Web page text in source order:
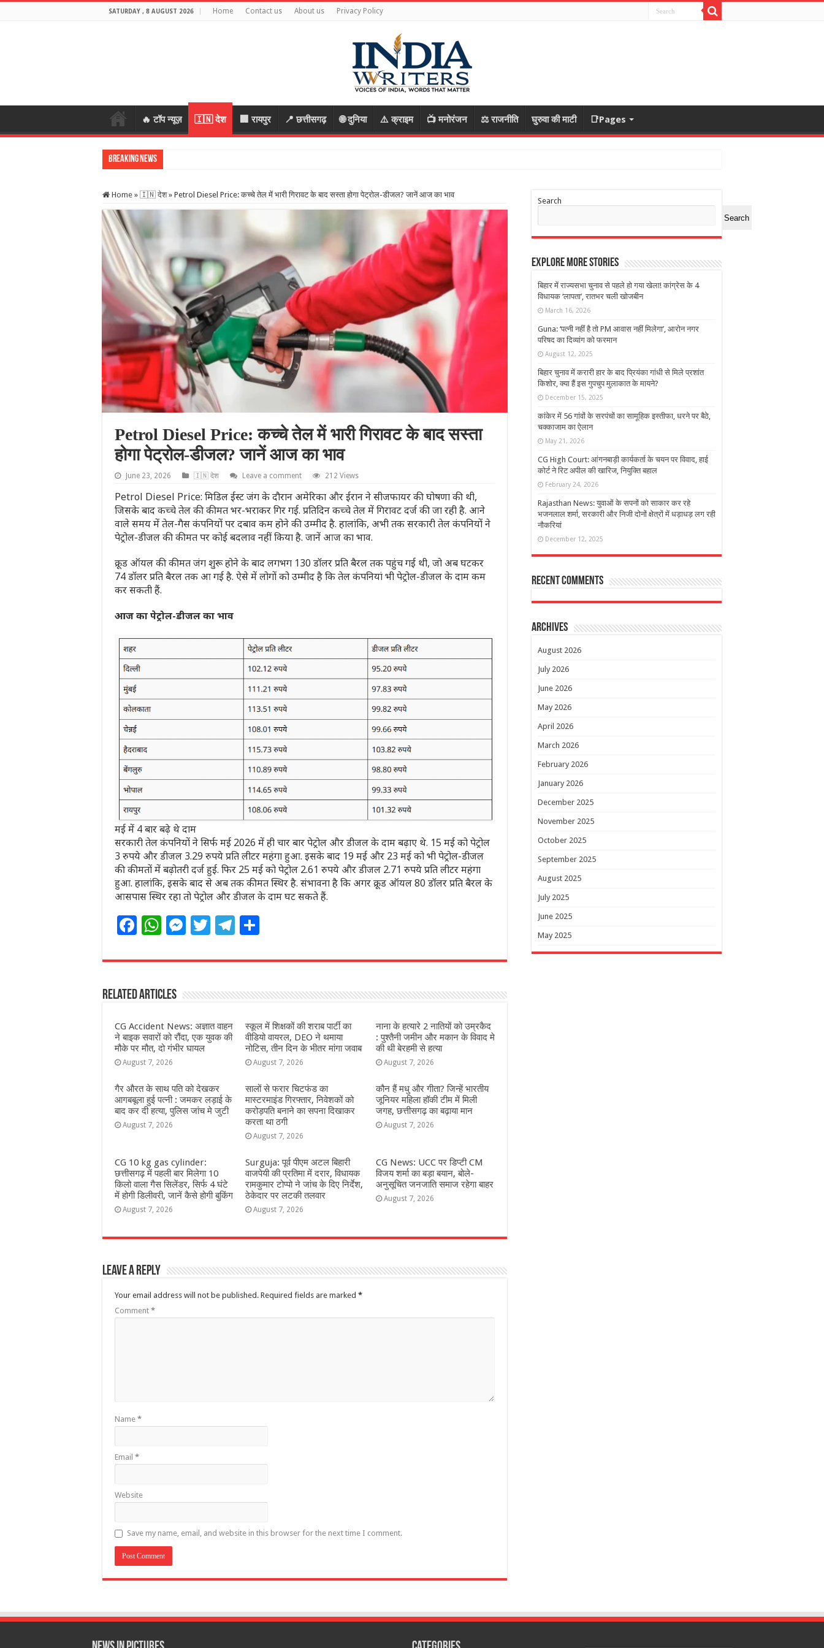
SATURDAY , 8 AUGUST 2026 Home Contact us About us Privacy Policy
🔥 टॉप न्यूज़ 🇮🇳 देश 🏢 रायपुर 📍 छत्तीसगढ़ 🌐 दुनिया ⚠️ क्राइम 📺 मनोरंजन ⚖️ राजनीति घुरुवा की माटी 📑Pages
Breaking News
Home » 🇮🇳 देश » Petrol Diesel Price: कच्चे तेल में भारी गिरावट के बाद सस्ता होगा पेट्रोल-डीजल? जानें आज का भाव
Petrol Diesel Price: कच्चे तेल में भारी गिरावट के बाद सस्ता
होगा पेट्रोल-डीजल? जानें आज का भाव
June 23, 2026 🇮🇳 देश Leave a comment 212 Views
Petrol Diesel Price: मिडिल ईस्ट जंग के दौरान अमेरिका और ईरान ने सीजफायर की घोषणा की थी,
जिसके बाद कच्चे तेल की कीमत भर-भराकर गिर गई. प्रतिदिन कच्चे तेल में गिरावट दर्ज की जा रही है. आने
वाले समय में तेल-गैस कंपनियों पर दबाव कम होने की उम्मीद है. हालांकि, अभी तक सरकारी तेल कंपनियों ने
पेट्रोल-डीजल की कीमत पर कोई बदलाव नहीं किया है. जानें आज का भाव.
क्रूड ऑयल की कीमत जंग शुरू होने के बाद लगभग 130 डॉलर प्रति बैरल तक पहुंच गई थी, जो अब घटकर
74 डॉलर प्रति बैरल तक आ गई है. ऐसे में लोगों को उम्मीद है कि तेल कंपनियां भी पेट्रोल-डीजल के दाम कम
कर सकती हैं.
आज का पेट्रोल-डीजल का भाव
मई में 4 बार बढ़े थे दाम
सरकारी तेल कंपनियों ने सिर्फ मई 2026 में ही चार बार पेट्रोल और डीजल के दाम बढ़ाए थे. 15 मई को पेट्रोल
3 रुपये और डीजल 3.29 रुपये प्रति लीटर महंगा हुआ. इसके बाद 19 मई और 23 मई को भी पेट्रोल-डीजल
की कीमतों में बढ़ोतरी दर्ज हुई. फिर 25 मई को पेट्रोल 2.61 रुपये और डीजल 2.71 रुपये प्रति लीटर महंगा
हुआ. हालांकि, इसके बाद से अब तक कीमत स्थिर है. संभावना है कि अगर क्रूड ऑयल 80 डॉलर प्रति बैरल के
आसपास स्थिर रहा तो पेट्रोल और डीजल के दाम घट सकते हैं.
F
c
e
b
o
o
k
W
at
s
A
p
p
M
ss
n
g
e
T
itt
r
T
e
ra
m
ar
Related Articles
CG Accident News: अज्ञात वाहन
ने बाइक सवारों को रौंदा, एक युवक की
मौके पर मौत, दो गंभीर घायल
August 7, 2026
स्कूल में शिक्षकों की शराब पार्टी का
वीडियो वायरल, DEO ने थमाया
नोटिस, तीन दिन के भीतर मांगा जवाब
August 7, 2026
नाना के हत्यारे 2 नातियों को उम्रकैद
: पुश्तैनी जमीन और मकान के विवाद मे
की थी बेरहमी से हत्या
August 7, 2026
गैर औरत के साथ पति को देखकर
आगबबूला हुई पत्नी : जमकर लड़ाई के
बाद कर दी हत्या, पुलिस जांच मे जुटी
August 7, 2026
सालों से फरार चिटफंड का
मास्टरमाइंड गिरफ्तार, निवेशकों को
करोड़पति बनाने का सपना दिखाकर
करता था ठगी
August 7, 2026
कौन हैं मधु और गीता? जिन्हें भारतीय
जूनियर महिला हॉकी टीम में मिली
जगह, छत्तीसगढ़ का बढ़ाया मान
August 7, 2026
CG 10 kg gas cylinder:
छत्तीसगढ़ में पहली बार मिलेगा 10
किलो वाला गैस सिलेंडर, सिर्फ 4 घंटे
में होगी डिलीवरी, जानें कैसे होगी बुकिंग
August 7, 2026
Surguja: पूर्व पीएम अटल बिहारी
वाजपेयी की प्रतिमा में दरार, विधायक
रामकुमार टोप्पो ने जांच के दिए निर्देश,
ठेकेदार पर लटकी तलवार
August 7, 2026
CG News: UCC पर डिप्टी CM
विजय शर्मा का बड़ा बयान, बोले-
अनुसूचित जनजाति समाज रहेगा बाहर
August 7, 2026
Leave a Reply
Your email address will not be published. Required fields are marked *
Comment *
Name *
Email *
Website
Save my name, email, and website in this browser for the next time I comment.
Search
Search
Explore More Stories
बिहार में राज्यसभा चुनाव से पहले हो गया खेला! कांग्रेस के 4
विधायक ‘लापता’, रातभर चली खोजबीन
March 16, 2026
Guna: ‘पत्नी नहीं है तो PM आवास नहीं मिलेगा’, आरोन नगर
परिषद का दिव्यांग को फरमान
August 12, 2025
बिहार चुनाव में करारी हार के बाद प्रियंका गांधी से मिले प्रशांत
किशोर, क्या हैं इस गुपचुप मुलाकात के मायने?
December 15, 2025
कांकेर में 56 गांवों के सरपंचों का सामूहिक इस्तीफा, धरने पर बैठे,
चक्काजाम का ऐलान
May 21, 2026
CG High Court: आंगनबाड़ी कार्यकर्ता के चयन पर विवाद, हाई
कोर्ट ने रिट अपील की खारिज, नियुक्ति बहाल
February 24, 2026
Rajasthan News: युवाओं के सपनों को साकार कर रहे
भजनलाल शर्मा, सरकारी और निजी दोनों क्षेत्रों में धड़ाधड़ लग रही
नौकरियां
December 12, 2025
Recent Comments
Archives
August 2026
July 2026
June 2026
May 2026
April 2026
March 2026
February 2026
January 2026
December 2025
November 2025
October 2025
September 2025
August 2025
July 2025
June 2025
May 2025